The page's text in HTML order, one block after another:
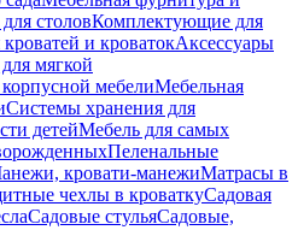
столовКомплектующие для
и кроватокАксессуары
мягкой
мебелиМебельная
Системы хранения для
детейМебель для самых
Пеленальные
кровати-манежиМатрасы в
чехлы в кроваткуСадовая
Садовые стульяСадовые,